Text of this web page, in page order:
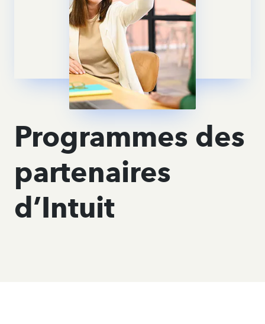
Programmes des
partenaires
d’Intuit